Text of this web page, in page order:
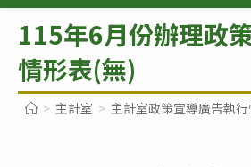
115年6月份辦理政
情形表(無)
> 主計室 > 主計室政策宣導廣告執行